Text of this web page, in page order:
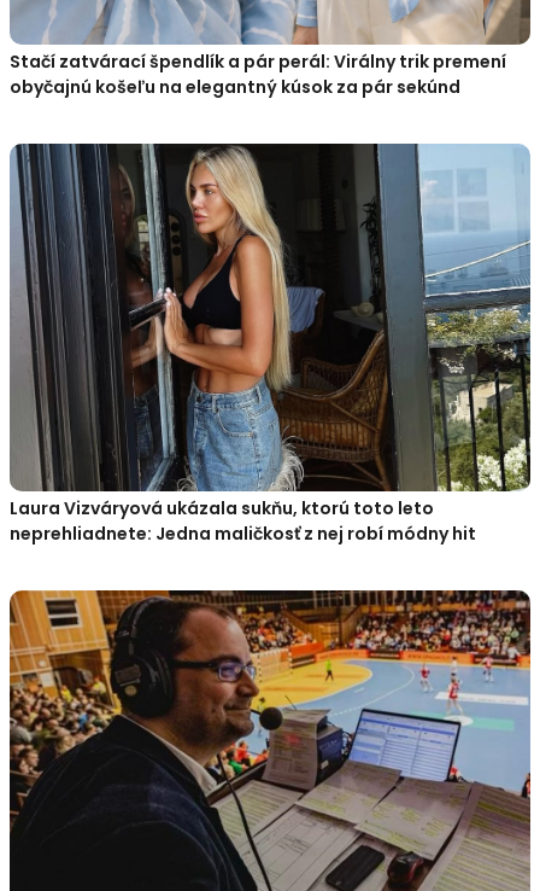
Stačí zatvárací špendlík a pár perál: Virálny trik premení
obyčajnú košeľu na elegantný kúsok za pár sekúnd
Laura Vizváryová ukázala sukňu, ktorú toto leto
neprehliadnete: Jedna maličkosť z nej robí módny hit